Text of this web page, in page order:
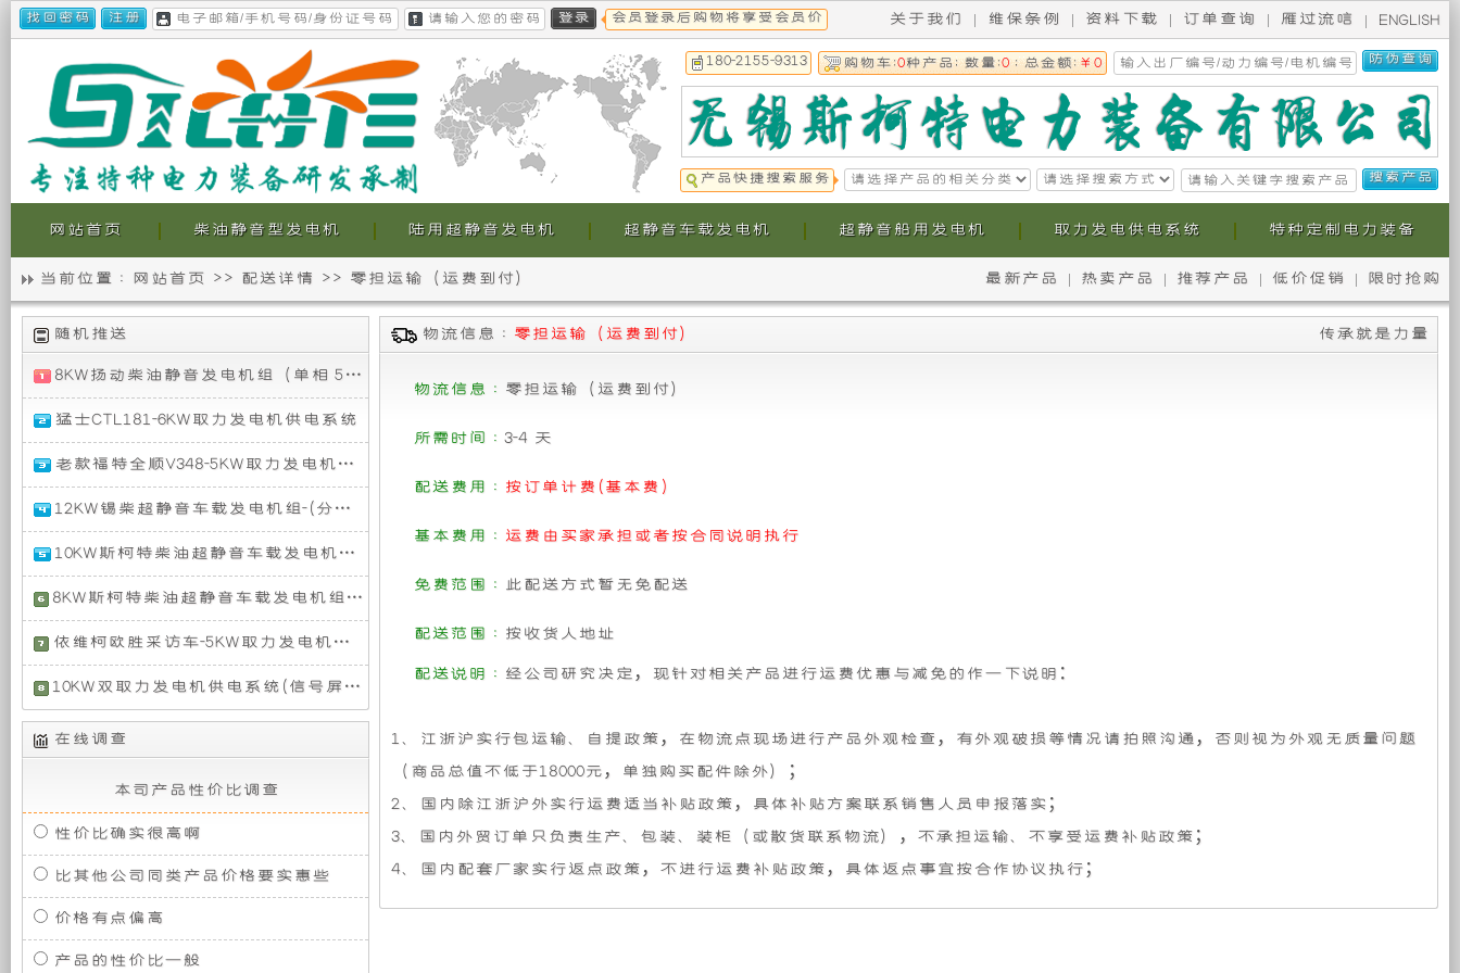
会员登录后购物将享受会员价 ENGLISH
雁过流唁
订单查询
资料下载
维保条例
关于我们
购物车:0种产品; 数量:0 ; 总金额: ￥0
180-2155-9313
产品快捷搜索服务
特种定制电力装备
本
取力发电供电系统
无
装
限
公
超静音船用发电机
静
用
发
超静音车载发电机
公
司
能
车
载
发
陆用超静音发电机
我
们
柴油静音型发电机
静
电
机
组，
是
相
对
开
放
式
网站首页
当前位置 : 网站首页 >> 配送详情 >> 零担运输（运费到付） 限时抢购
低价促销
推荐产品
热卖产品
最新产品
随机推送
8KW扬动柴油静音发电机组（单相 50HZ）
8KW
扬
柴
油
静
音
发
电
机
（单
相
230V50HZ）
猛士CTL181-6KW取力发电机供电系统
士
是
一
辆
国
产
ORV，
是
我
国
第
一
部
高
机
动
性
军
用
车，
它
老款福特全顺V348-5KW取力发电机供电系统
款
特
全
顺
V348
采
用
直
列
四
缸
轨
压
冷
油
12KW锡柴超静音车载发电机组-(分体短轴)
锡
超
静
音
车
载
发
电
机
体
短
轴)
10KW斯柯特柴油超静音车载发电机组（分体式单相50HZ短轴）
10KW
斯
特
柴
油
超
静
音
发
电
机
组
（分
体
式
单
8KW斯柯特柴油超静音车载发电机组（整体式单相 50HZ）
斯
特
柴
油
超
车
载
发
电
机
组
（整
体
依维柯欧胜采访车-5KW取力发电机供电系统
维
柯
欧
胜
3.0T
排
量
的
F1C
发
动
10KW双取力发电机供电系统(信号屏蔽车)-不提速
此
信
号
车
由
丰
田
陆
地
巡
洋
在线调查
本司产品性价比调查
性价比确实很高啊
比其他公司同类产品价格要实惠些
价格有点偏高
产品的性价比一般
物流信息 : 零担运输（运费到付） 传承就是力量
物流信息 : 零担运输（运费到付）
所需时间 : 3-4 天
配送费用 : 按订单计费(基本费)
基本费用 : 运费由买家承担或者按合同说明执行
免费范围 : 此配送方式暂无免配送
配送范围 : 按收货人地址
配送说明 : 经公司研究决定，现针对相关产品进行运费优惠与减免的作一下说明：
1、江浙沪实行包运输、自提政策，在物流点现场进行产品外观检查，有外观破损等情况请拍照沟通，否则视为外观无质量问题
（商品总值不低于18000元，单独购买配件除外）；
2、国内除江浙沪外实行运费适当补贴政策，具体补贴方案联系销售人员申报落实；
3、国内外贸订单只负责生产、包装、装柜（或散货联系物流），不承担运输、不享受运费补贴政策；
4、国内配套厂家实行返点政策，不进行运费补贴政策，具体返点事宜按合作协议执行；